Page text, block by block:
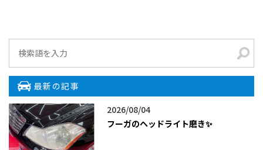
最新の記事
2026/08/04
フーガのヘッドライト磨き✨